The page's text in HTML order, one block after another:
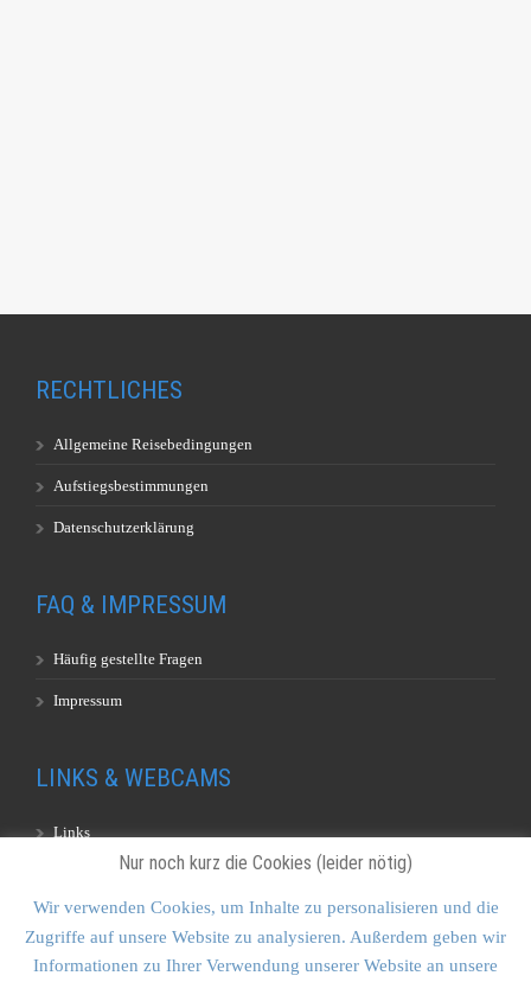
RECHTLICHES
Allgemeine Reisebedingungen
Aufstiegsbestimmungen
Datenschutzerklärung
FAQ & IMPRESSUM
Häufig gestellte Fragen
Impressum
LINKS & WEBCAMS
Links
KONTAKT & SITEMAP
Nur noch kurz die Cookies (leider nötig)
Wir verwenden Cookies, um Inhalte zu personalisieren und die
Zugriffe auf unsere Website zu analysieren. Außerdem geben wir
Informationen zu Ihrer Verwendung unserer Website an unsere